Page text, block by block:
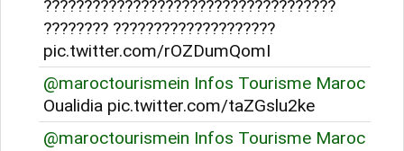
????????????????????????????????????
???????? ????????????????????
pic.twitter.com/rOZDumQomI
@maroctourismein Infos Tourisme Maroc
Oualidia pic.twitter.com/taZGslu2ke
@maroctourismein Infos Tourisme Maroc